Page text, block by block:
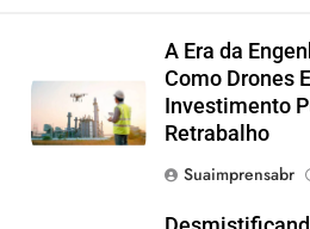
A Era da
Como Drones
Investimento
Retrabalho
Suaimprensabr